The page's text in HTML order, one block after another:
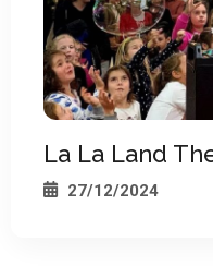
La La Land
27/12/2024